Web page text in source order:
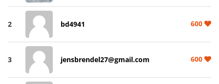
2 bd4941 600
3 jensbrendel27@gmail.com 600